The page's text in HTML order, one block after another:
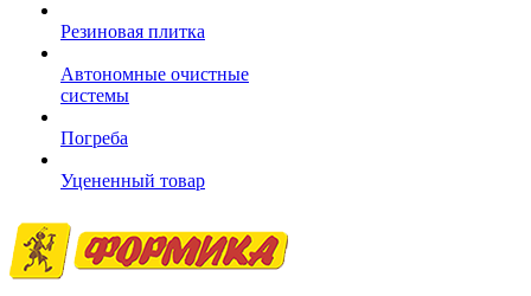
Резиновая плитка
Автономные очистные
системы
Погреба
Уцененный товар